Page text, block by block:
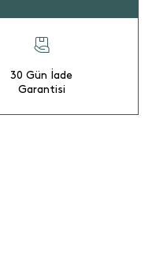
30 Gün İade
Garantisi